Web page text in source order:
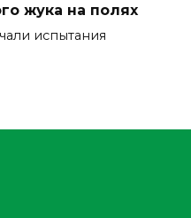
жука на полях
испытания